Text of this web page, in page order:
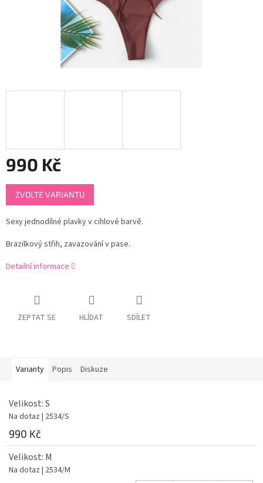
990 Kč
Měrná
cena:
ZVOLTE VARIANTU
Sexy jednodílné plavky v cihlové barvě.
Brazilkový střih, zavazování v pase.
Detailní informace
ZEPTAT SE HLÍDAT SDÍLET
Varianty Popis Diskuze
Velikost: S
Na dotaz | 2534/S
990 Kč
Velikost: M
Na dotaz | 2534/M